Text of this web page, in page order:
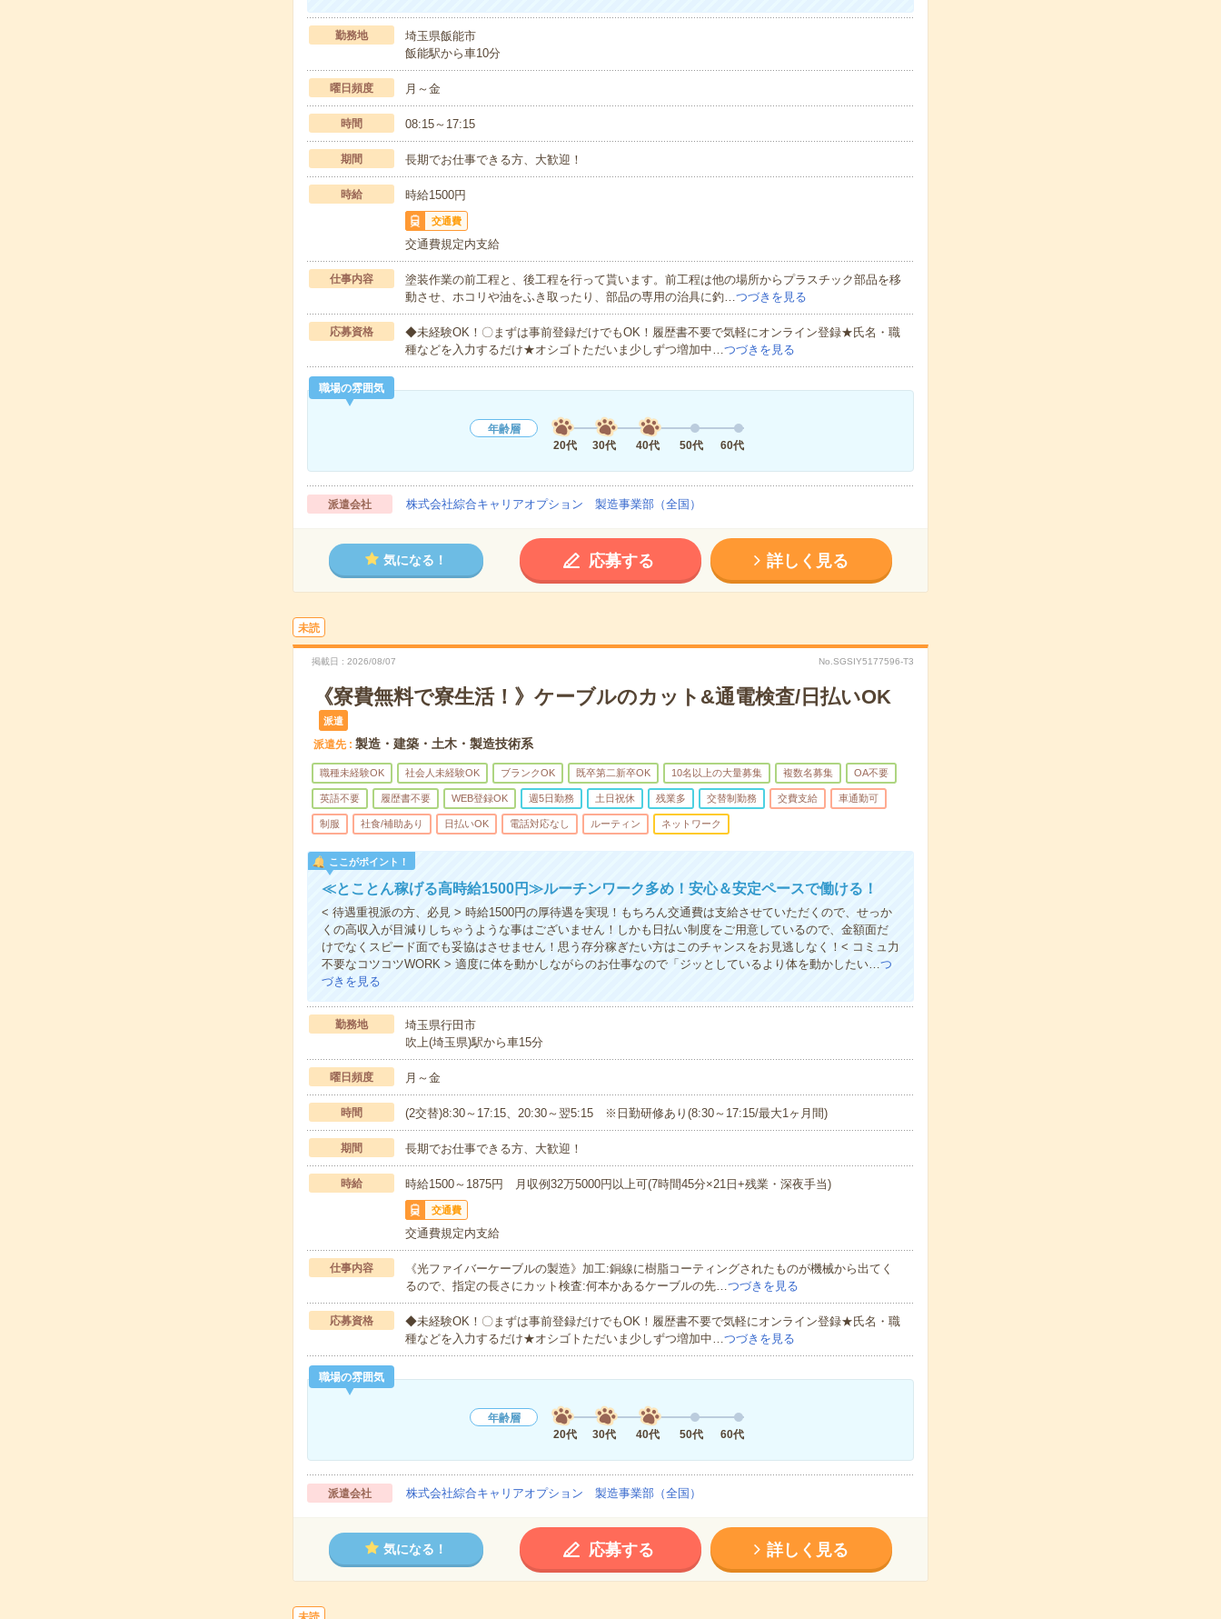
勤務地
埼玉県飯能市
飯能駅から車10分
曜日頻度 月～金
時間 08:15～17:15
期間 長期でお仕事できる方、大歓迎！
時給 時給1500円
交通費
交通費規定内支給
仕事内容
塗装作業の前工程と、後工程を行って貰います。前工程は他の場所からプラスチック部品を移
動させ、ホコリや油をふき取ったり、部品の専用の治具に釣…つづきを見る
応募資格
◆未経験OK！〇まずは事前登録だけでもOK！履歴書不要で気軽にオンライン登録★氏名・職
種などを入力するだけ★オシゴトただいま少しずつ増加中…つづきを見る
職場の雰囲気
年齢層
20代
30代 40代 50代 60代
派遣会社 株式会社綜合キャリアオプション 製造事業部（全国）
気になる！ 応募する 詳しく見る
未読
掲載日 2026/08/07 No.SGSIY5177596-T3
《寮費無料で寮生活！》ケーブルのカット&通電検査/日払いOK
派遣
派遣先 製造・建築・土木・製造技術系
職種未経験OK 社会人未経験OK ブランクOK 既卒第二新卒OK 10名以上の大量募集 複数名募集 OA不要
英語不要 履歴書不要 WEB登録OK 週5日勤務 土日祝休 残業多 交替制勤務 交費支給 車通勤可
制服 社食/補助あり 日払いOK 電話対応なし ルーティン ネットワーク
ここがポイント！
≪とことん稼げる高時給1500円≫ルーチンワーク多め！安心＆安定ペースで働ける！
< 待遇重視派の方、必見 > 時給1500円の厚待遇を実現！もちろん交通費は支給させていただくので、せっか
くの高収入が目減りしちゃうような事はございません！しかも日払い制度をご用意しているので、金額面だ
けでなくスピード面でも妥協はさせません！思う存分稼ぎたい方はこのチャンスをお見逃しなく！< コミュ力
不要なコツコツWORK > 適度に体を動かしながらのお仕事なので「ジッとしているより体を動かしたい…つ
づきを見る
勤務地
埼玉県行田市
吹上(埼玉県)駅から車15分
曜日頻度 月～金
時間 (2交替)8:30～17:15、20:30～翌5:15 ※日勤研修あり(8:30～17:15/最大1ヶ月間)
期間 長期でお仕事できる方、大歓迎！
時給 時給1500～1875円 月収例32万5000円以上可(7時間45分×21日+残業・深夜手当)
交通費
交通費規定内支給
仕事内容
《光ファイバーケーブルの製造》加工:銅線に樹脂コーティングされたものが機械から出てく
るので、指定の長さにカット検査:何本かあるケーブルの先…つづきを見る
応募資格
◆未経験OK！〇まずは事前登録だけでもOK！履歴書不要で気軽にオンライン登録★氏名・職
種などを入力するだけ★オシゴトただいま少しずつ増加中…つづきを見る
職場の雰囲気
年齢層
20代
30代 40代 50代 60代
派遣会社 株式会社綜合キャリアオプション 製造事業部（全国）
気になる！ 応募する 詳しく見る